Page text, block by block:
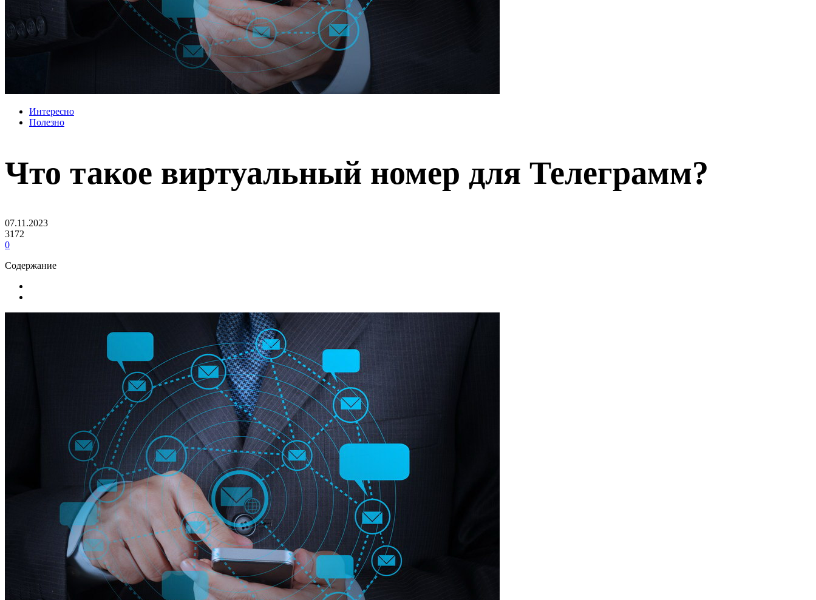
Интересно
Полезно
Что такое виртуальный номер для Телеграмм?
07.11.2023
3172
0
Содержание